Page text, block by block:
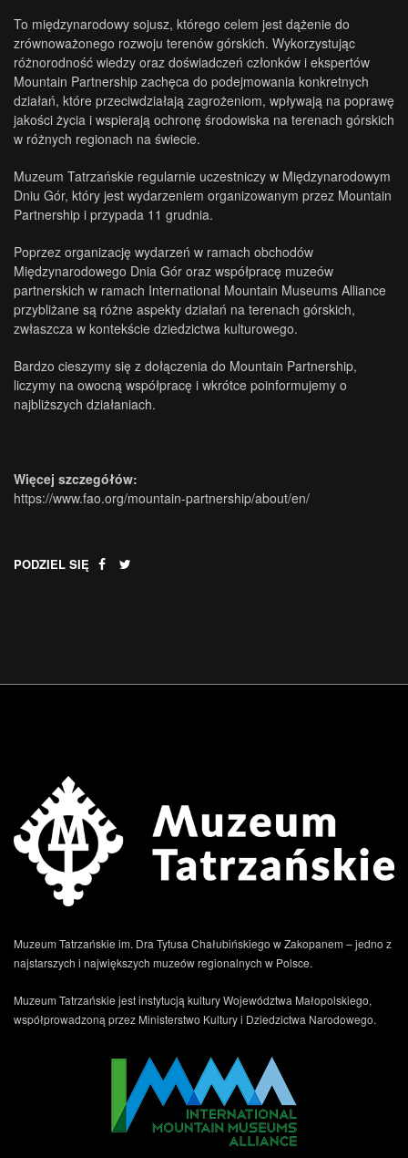
To międzynarodowy sojusz, którego celem jest dążenie do
zrównoważonego rozwoju terenów górskich. Wykorzystując
różnorodność wiedzy oraz doświadczeń członków i ekspertów
Mountain Partnership zachęca do podejmowania konkretnych
działań, które przeciwdziałają zagrożeniom, wpływają na poprawę
jakości życia i wspierają ochronę środowiska na terenach górskich
w różnych regionach na świecie.
Muzeum Tatrzańskie regularnie uczestniczy w Międzynarodowym
Dniu Gór, który jest wydarzeniem organizowanym przez Mountain
Partnership i przypada 11 grudnia.
Poprzez organizację wydarzeń w ramach obchodów
Międzynarodowego Dnia Gór oraz współpracę muzeów
partnerskich w ramach International Mountain Museums Alliance
przybliżane są różne aspekty działań na terenach górskich,
zwłaszcza w kontekście dziedzictwa kulturowego.
Bardzo cieszymy się z dołączenia do Mountain Partnership,
liczymy na owocną współpracę i wkrótce poinformujemy o
najbliższych działaniach.
Więcej szczegółów:
https://www.fao.org/mountain-partnership/about/en/
PODZIEL SIĘ
Muzeum Tatrzańskie im. Dra Tytusa Chałubińskiego w Zakopanem – jedno z
najstarszych i największych muzeów regionalnych w Polsce.
Muzeum Tatrzańskie jest instytucją kultury Województwa Małopolskiego,
współprowadzoną przez Ministerstwo Kultury i Dziedzictwa Narodowego.